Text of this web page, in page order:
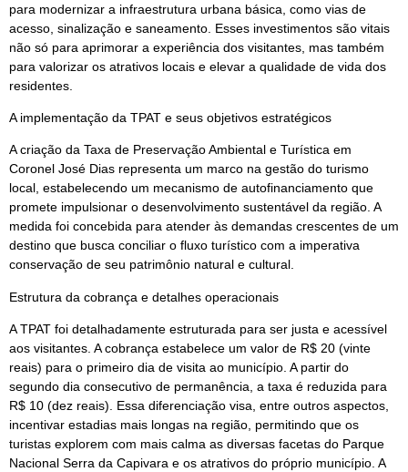
para modernizar a infraestrutura urbana básica, como vias de
acesso, sinalização e saneamento. Esses investimentos são vitais
não só para aprimorar a experiência dos visitantes, mas também
para valorizar os atrativos locais e elevar a qualidade de vida dos
residentes.
A implementação da TPAT e seus objetivos estratégicos
A criação da Taxa de Preservação Ambiental e Turística em
Coronel José Dias representa um marco na gestão do turismo
local, estabelecendo um mecanismo de autofinanciamento que
promete impulsionar o desenvolvimento sustentável da região. A
medida foi concebida para atender às demandas crescentes de um
destino que busca conciliar o fluxo turístico com a imperativa
conservação de seu patrimônio natural e cultural.
Estrutura da cobrança e detalhes operacionais
A TPAT foi detalhadamente estruturada para ser justa e acessível
aos visitantes. A cobrança estabelece um valor de R$ 20 (vinte
reais) para o primeiro dia de visita ao município. A partir do
segundo dia consecutivo de permanência, a taxa é reduzida para
R$ 10 (dez reais). Essa diferenciação visa, entre outros aspectos,
incentivar estadias mais longas na região, permitindo que os
turistas explorem com mais calma as diversas facetas do Parque
Nacional Serra da Capivara e os atrativos do próprio município. A